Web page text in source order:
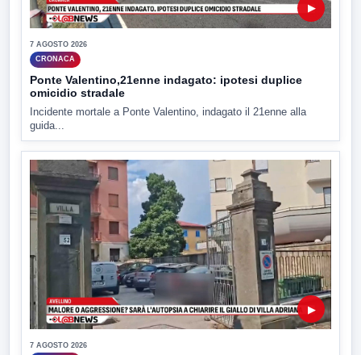
▶
7 AGOSTO 2026
CRONACA
Ponte Valentino,21enne indagato: ipotesi duplice
omicidio stradale
Incidente mortale a Ponte Valentino, indagato il 21enne alla
guida...
▶
7 AGOSTO 2026